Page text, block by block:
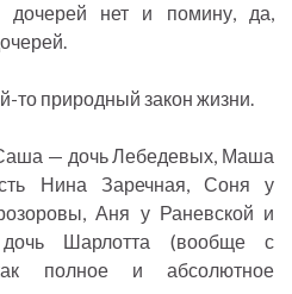
дочерей нет и помину, да,
то природный закон жизни.
— дочь Лебедевых, Маша
Нина Заречная, Соня у
Аня у Раневской и
Шарлотта (вообще с
полное и абсолютное